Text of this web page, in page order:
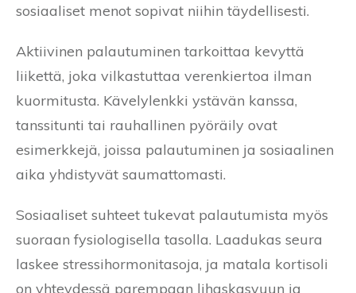
sosiaaliset menot sopivat niihin täydellisesti.
Aktiivinen palautuminen tarkoittaa kevyttä
liikettä, joka vilkastuttaa verenkiertoa ilman
kuormitusta. Kävelylenkki ystävän kanssa,
tanssitunti tai rauhallinen pyöräily ovat
esimerkkejä, joissa palautuminen ja sosiaalinen
aika yhdistyvät saumattomasti.
Sosiaaliset suhteet tukevat palautumista myös
suoraan fysiologisella tasolla. Laadukas seura
laskee stressihormonitasoja, ja matala kortisoli
on yhteydessä parempaan lihaskasvuun ja